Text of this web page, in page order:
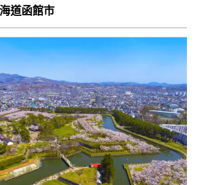
道函館市